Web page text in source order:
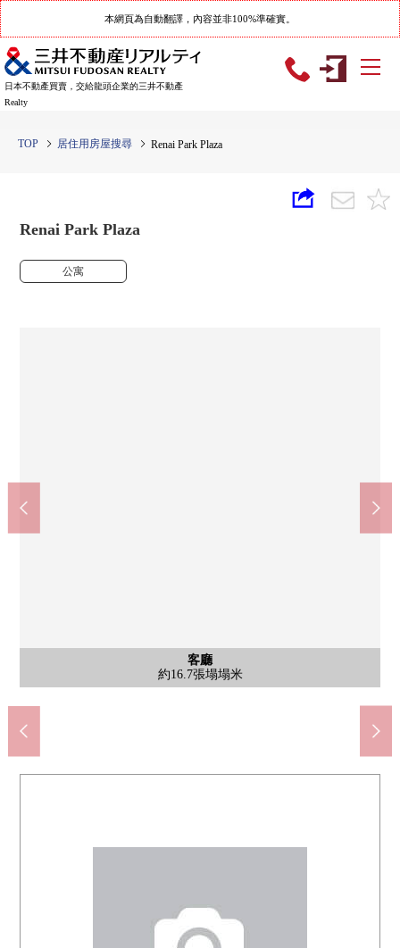
本網頁為自動翻譯，內容並非100%準確實。
日本不動產買賣，交給龍頭企業的三井不動產
Realty
TOP 居住用房屋搜尋 Renai Park Plaza
Renai Park Plaza
公寓
客廳
約16.7張塌塌米
外觀
客廳
約16.7張塌塌米
廚房
公共汽車
洗臉
收納
廁所
客廳
約16.7張塌塌米
客廳
廚房
收納
收納
廚房
室內
約4.5張塌塌米
室內
約4.5張塌塌米
收納
約4.5張塌塌米
室內
約6.0張塌塌米
室內
約6.0張塌塌米
收納
約6.0張塌塌米
陽台
風景
收納
門口
門口
入口